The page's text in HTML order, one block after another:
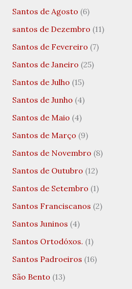
Santos de Agosto (6)
santos de Dezembro (11)
Santos de Fevereiro (7)
Santos de Janeiro (25)
Santos de Julho (15)
Santos de Junho (4)
Santos de Maio (4)
Santos de Março (9)
Santos de Novembro (8)
Santos de Outubro (12)
Santos de Setembro (1)
Santos Franciscanos (2)
Santos Juninos (4)
Santos Ortodóxos. (1)
Santos Padroeiros (16)
São Bento (13)